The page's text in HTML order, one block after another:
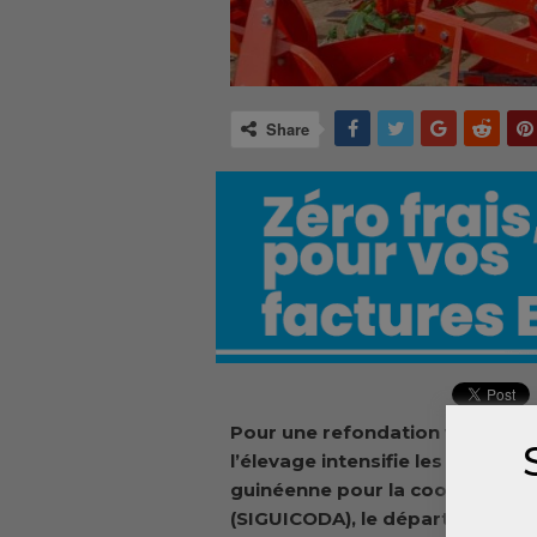
Share
Pour une refondation v
l’élevage intensifie les efforts
guinéenne pour la coopération
(SIGUICODA), le département